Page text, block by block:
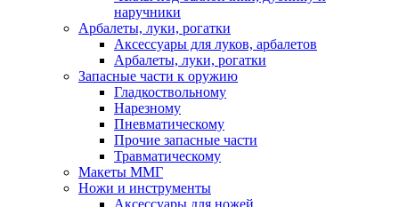
наручники
Арбалеты, луки, рогатки
Аксессуары для луков, арбалетов
Арбалеты, луки, рогатки
Запасные части к оружию
Гладкоствольному
Нарезному
Пневматическому
Прочие запасные части
Травматическому
Макеты ММГ
Ножи и инструменты
Аксессуары для ножей